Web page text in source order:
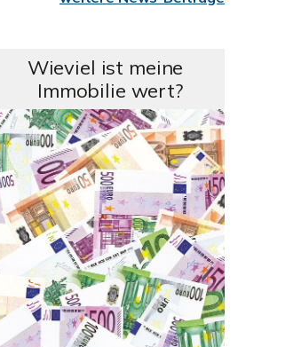
Wieviel ist meine
Immobilie wert?